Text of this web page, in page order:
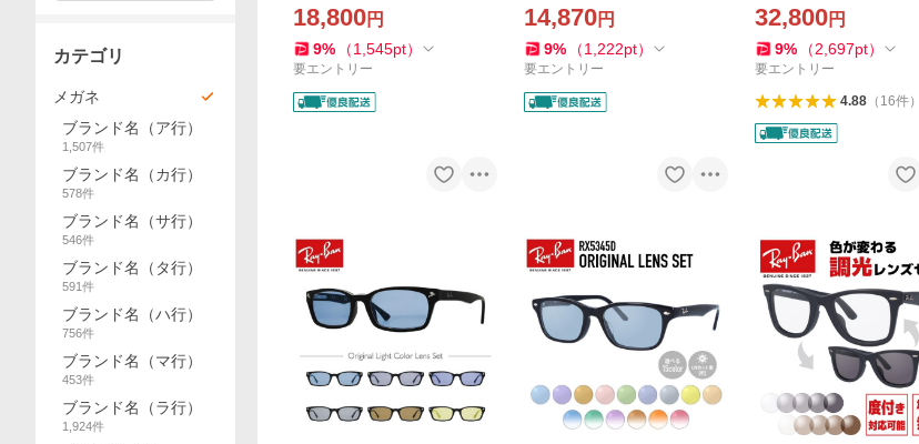
UBLE DOWN OX8188D-01 5
6 スクエア ユニセックス メ
ンズ レディース 国内正規品
18,800円
9% （1,545pt）
要エントリー
AT FLIP OX8183-0256 56 ス
クエア ユニセックス メンズ
レディース 国内正規品
14,870円
9% （1,222pt）
要エントリー
達メガネ ウェリントン
ズ レディース FT5178F
178F 001 51 おしゃれ
32,800円
9% （2,697pt）
要エントリー
4.88（ 16件）
カテゴリ
メガネ
ブランド名（ア行）
1,507件
ブランド名（カ行）
578件
ブランド名（サ行）
546件
ブランド名（タ行）
591件
ブランド名（ハ行）
756件
ブランド名（マ行）
453件
ブランド名（ラ行）
1,924件